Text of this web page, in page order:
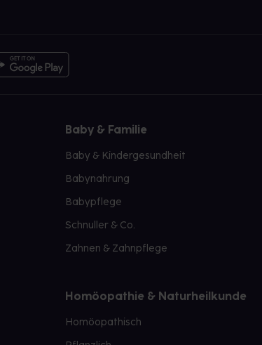
Baby & Familie
Baby & Kindergesundheit
Babynahrung
Babypflege
Schnuller & Co.
Zahnen & Zahnpflege
Homöopathie & Naturheilkunde
Homöopathisch